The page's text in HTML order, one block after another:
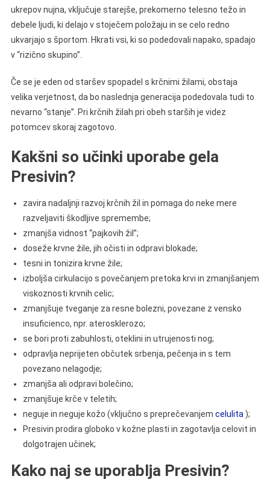
ukrepov nujna, vključuje starejše, prekomerno telesno težo in
debele ljudi, ki delajo v stoječem položaju in se celo redno
ukvarjajo s športom. Hkrati vsi, ki so podedovali napako, spadajo
v “rizično skupino”.
Če se je eden od staršev spopadel s krčnimi žilami, obstaja
velika verjetnost, da bo naslednja generacija podedovala tudi to
nevarno “stanje”. Pri krčnih žilah pri obeh starših je videz
potomcev skoraj zagotovo.
Kakšni so učinki uporabe gela
Presivin?
zavira nadaljnji razvoj krčnih žil in pomaga do neke mere
razveljaviti škodljive spremembe;
zmanjša vidnost “pajkovih žil”;
doseže krvne žile, jih očisti in odpravi blokade;
tesni in tonizira krvne žile;
izboljša cirkulacijo s povečanjem pretoka krvi in zmanjšanjem
viskoznosti krvnih celic;
zmanjšuje tveganje za resne bolezni, povezane z vensko
insuficienco, npr. aterosklerozo;
se bori proti zabuhlosti, oteklini in utrujenosti nog;
odpravlja neprijeten občutek srbenja, pečenja in s tem
povezano nelagodje;
zmanjša ali odpravi bolečino;
zmanjšuje krče v teletih;
neguje in neguje kožo (vključno s preprečevanjem celulita );
Presivin prodira globoko v kožne plasti in zagotavlja celovit in
dolgotrajen učinek;
Kako naj se uporablja Presivin?